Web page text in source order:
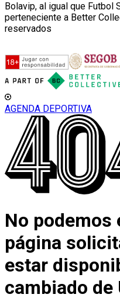
Bolavip, al igual que Futbol
perteneciente a Better
reservados
AGENDA DEPORTIVA
No podemos
página
estar
cambiado de